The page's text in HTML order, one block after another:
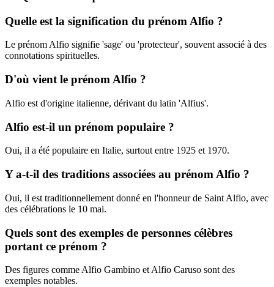
Quelle est la signification du prénom Alfio ?
Le prénom Alfio signifie 'sage' ou 'protecteur', souvent associé à des
connotations spirituelles.
D'où vient le prénom Alfio ?
Alfio est d'origine italienne, dérivant du latin 'Alfius'.
Alfio est-il un prénom populaire ?
Oui, il a été populaire en Italie, surtout entre 1925 et 1970.
Y a-t-il des traditions associées au prénom Alfio ?
Oui, il est traditionnellement donné en l'honneur de Saint Alfio, avec
des célébrations le 10 mai.
Quels sont des exemples de personnes célèbres
portant ce prénom ?
Des figures comme Alfio Gambino et Alfio Caruso sont des
exemples notables.